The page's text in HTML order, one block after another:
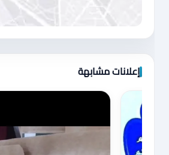
اضغط لتحميل الموقع
إعلانات مشابهة